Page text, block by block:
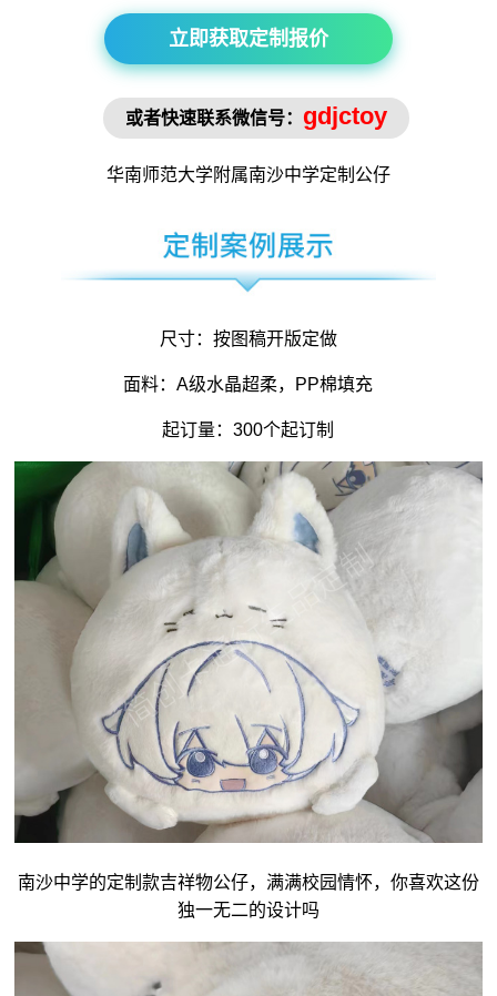
立即获取定制报价
或者快速联系微信号： gdjctoy
华南师范大学附属南沙中学定制公仔
尺寸：按图稿开版定做
面料：A级水晶超柔，PP棉填充
起订量：300个起订制
南沙中学的定制款吉祥物公仔，满满校园情怀，你喜欢这份
独一无二的设计吗